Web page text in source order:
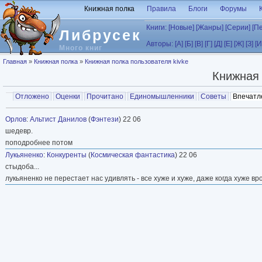
Перейти к основному содержанию
Либрусек
Много книг
Книжная полка Правила Блоги Форумы
Книги: [Новые] [Жанры] [Серии]
Авторы: [А] [Б] [В] [Г] [Д] [Е] [Ж] [З]
Вы здесь
Главная » Книжная полка » Книжная полка пользователя kivke
Книжная
Главные вкладки
Отложено Оценки Прочитано Единомышленники Советы
Вторичные вкладки
Орлов: Альтист Данилов (Фэнтези) 22 06
шедевр.
поподробнее потом
Лукьяненко: Конкуренты (Космическая фантастика) 22 06
стыдоба...
лукьяненко не перестает нас удивлять - все хуже и хуже, даже когда хуже